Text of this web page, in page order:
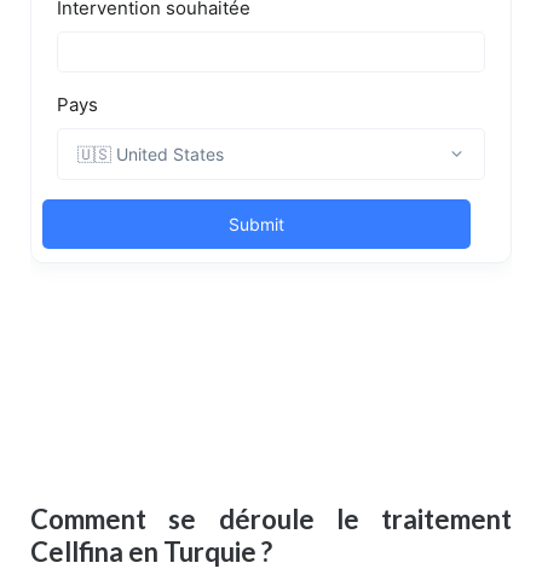
Comment se déroule le traitement
Cellfina en Turquie ?